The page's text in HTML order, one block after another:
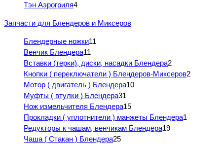
Тэн Аэрогриля4
Запчасти для Блендеров и Миксеров
Блендерные ножки11
Венчик Блендера11
Вставки (терки), диски, насадки Блендера2
Кнопки ( переключатели ) Блендеров-Миксеров2
Мотор ( двигатель ) Блендера10
Муфты ( втулки ) Блендера31
Нож измельчителя Блендера15
Прокладки ( уплотнители ) манжеты Блендера1
Редукторы к чашам, венчикам Блендера19
Чаша ( Стакан ) Блендера25